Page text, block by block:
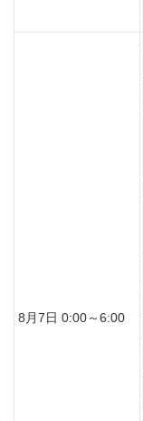
8月7日 0:00～6:00